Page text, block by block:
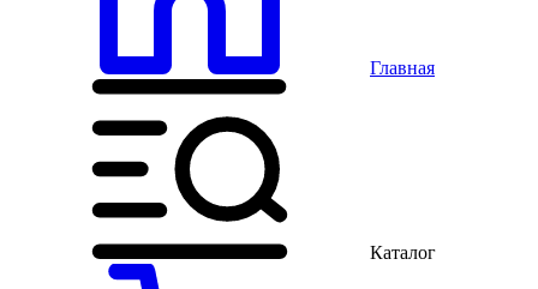
Главная
Каталог